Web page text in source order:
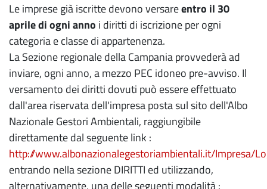
Le imprese già iscritte devono versareentro il 30
aprile di ogni anno i diritti di iscrizione per ogni
categoria e classe di appartenenza.
La Sezione regionale della Campania provvederà ad
inviare, ogni anno, a mezzo PEC idoneo pre-avviso. Il
versamento dei diritti dovuti può essere effettuato
dall'area riservata dell'impresa posta sul sito dell'Albo
Nazionale Gestori Ambientali, raggiungibile
direttamente dal seguente link :
http://www.albonazionalegestoriambientali.it/Impresa/
entrando nella sezione DIRITTI ed utilizzando,
alternativamente, una delle seguenti modalità :